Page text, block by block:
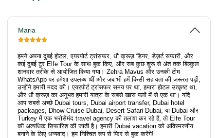
Maria
हमने अपना दुबई होटल, एयरपोर्ट ट्रांसफर, धौ क्रूज़ डिनर, डेज़र्ट सफारी, और
कई दुबई टूर Elfe Tour के साथ बुक किए, और सब कुछ शुरू से अंत तक बिल्कुल
शानदार तरीके से आयोजित किया गया। Zehra Mavus और उनकी टीम
WhatsApp पर हमेशा उपलब्ध थीं और जब भी हमें किसी सहायता की जरूरत पड़ी,
उन्होंने हमारी मदद की। एयरपोर्ट ट्रांसफर समय पर था, हमारा होटल उत्कृष्ट था,
और धौ क्रूज़ का अनुभव हमारी यात्रा के सबसे खास पलों में से एक था। यदि
आप सबसे अच्छे Dubai tours, Dubai airport transfer, Dubai hotel
packages, Dhow Cruise Dubai, Desert Safari Dubai, या Dubai और
Turkey में एक भरोसेमंद travel agency की तलाश कर रहे हैं, तो Elfe Tour
की अत्यधिक सिफारिश की जाती है। हमारी Dubai vacation को अविस्मरणीय
बनाने के लिए धन्यवाद। हम निश्चित रूप से फिर से बुक करेंगे!